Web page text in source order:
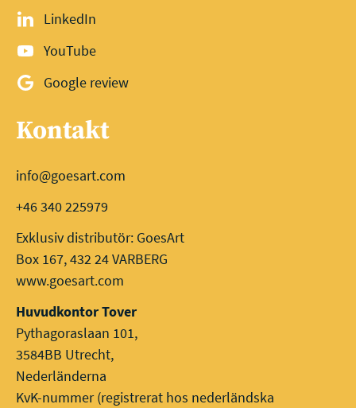
LinkedIn
YouTube
Google review
Kontakt
info@goesart.com
+46 340 225979
Exklusiv distributör: GoesArt
Box 167, 432 24 VARBERG
www.goesart.com
Huvudkontor Tover
Pythagoraslaan 101,
3584BB Utrecht,
Nederländerna
KvK-nummer (registrerat hos nederländska